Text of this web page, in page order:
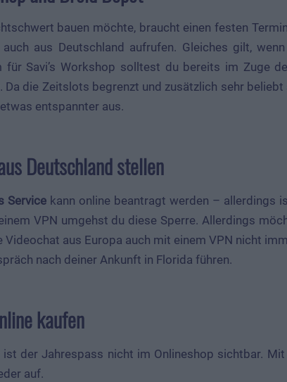
bauen möchte, braucht einen festen
auch aus Deutschland aufrufen. Gleiches gilt,
Savi’s Workshop solltest du bereits im Zuge
Da die Zeitslots begrenzt und zusätzlich sehr
entspannter aus.
Deutschland stellen
Servicekann online beantragt werden – allerdings
VPN umgehst du diese Sperre. Allerdings
aus Europa auch mit einem VPN nicht
nach deiner Ankunft in Florida führen.
kaufen
der Jahrespass nicht im Onlineshop sichtbar. Mit
auf.